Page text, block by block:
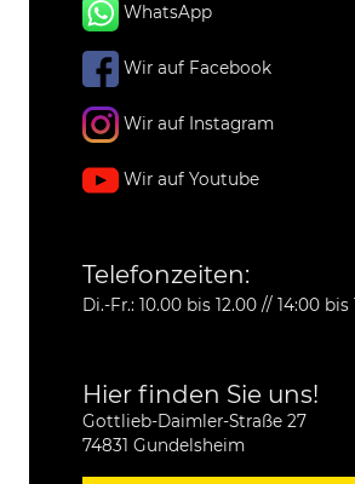
WhatsApp
Wir auf Facebook
Wir auf Instagram
Wir auf Youtube
Telefonzeiten:
Di.-Fr.: 10.00 bis 12.00 // 14:00 bis
Hier finden Sie uns!
Gottlieb-Daimler-Straße 27
74831 Gundelsheim